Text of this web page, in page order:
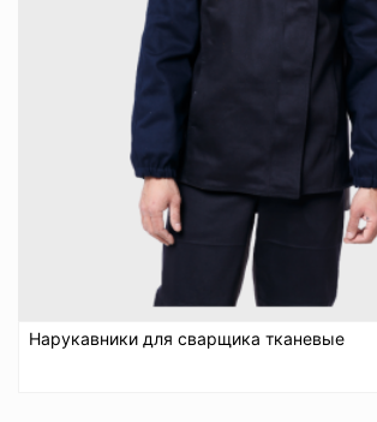
Нарукавники для сварщика тканевые